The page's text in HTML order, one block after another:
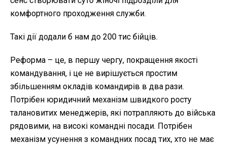
комфортного проходження служби.
Такі дії додали б нам до 200 тис бійців.
Реформа – це, в першу чергу, покращення якості
командування, і це не вирішується простим
збільшенням окладів командирів в два рази.
Потрібен юридичний механізм швидкого росту
талановитих менеджерів, які потрапляють до війська
рядовими, на високі командні посади. Потрібен
механізм усунення з командних посад тих, хто не має